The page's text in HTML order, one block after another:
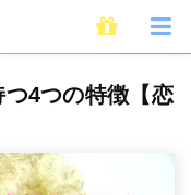
が悪い人だけが持つ4つの特
4つの特徴【恋